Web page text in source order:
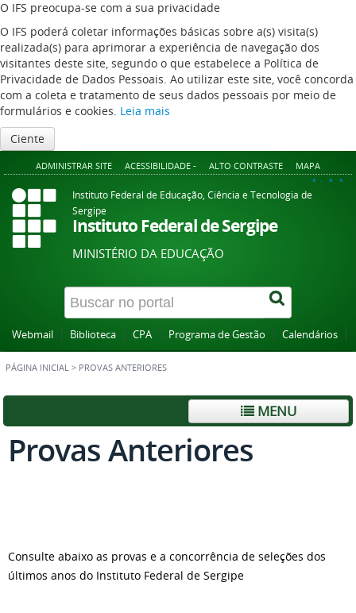
O IFS preocupa-se com a sua privacidade
O IFS poderá coletar informações básicas sobre a(s) visita(s)
realizada(s) para aprimorar a experiência de navegação dos
visitantes deste site, segundo o que estabelece a Política de
Privacidade de Dados Pessoais. Ao utilizar este site, você concorda
com a coleta e tratamento de seus dados pessoais por meio de
formulários e cookies. Leia mais
Ciente
ADMINISTRAR SITE ACESSIBILIDADE - ALTO CONTRASTE MAPA
A+ A A-
Instituto Federal de Educação, Ciência e Tecnologia de
Sergipe
Instituto Federal de Sergipe
MINISTÉRIO DA EDUCAÇÃO
Webmail Biblioteca CPA Programa de Gestão Calendários
PÁGINA INICIAL > PROVAS ANTERIORES
MENU
Provas Anteriores
Consulte abaixo as provas e a concorrência de seleções dos
últimos anos do Instituto Federal de Sergipe